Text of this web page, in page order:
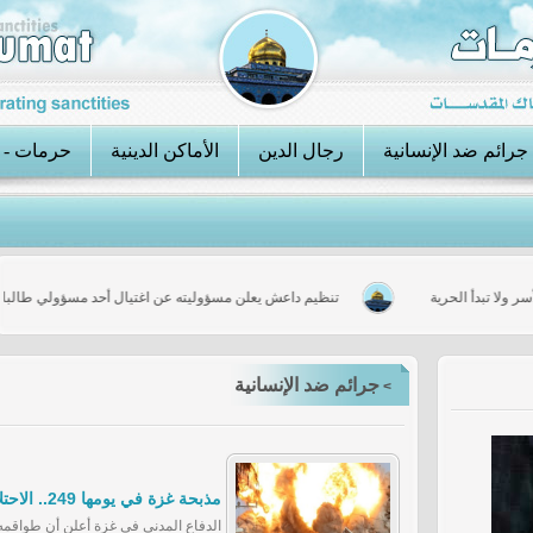
جرائم ضد الإنسانية رجال الدين الأماكن الدينية حرمات -
الأسر ولا تبدأ الحرية تنظيم داعش يعلن مسؤوليته عن اغتيال أحد
> جرائم ضد الإنسانية
مذبحة غزة في يومها 249.. الاحتلال يعلن انتهاء عمليته وسط القطاع